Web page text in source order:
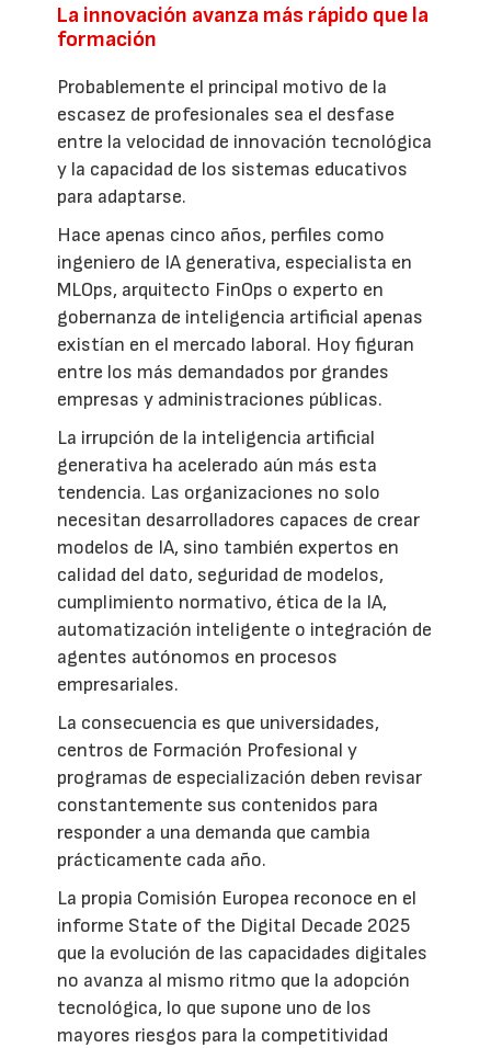
La innovación avanza más rápido que la
formación
Probablemente el principal motivo de la
escasez de profesionales sea el desfase
entre la velocidad de innovación tecnológica
y la capacidad de los sistemas educativos
para adaptarse.
Hace apenas cinco años, perfiles como
ingeniero de IA generativa, especialista en
MLOps, arquitecto FinOps o experto en
gobernanza de inteligencia artificial apenas
existían en el mercado laboral. Hoy figuran
entre los más demandados por grandes
empresas y administraciones públicas.
La irrupción de la inteligencia artificial
generativa ha acelerado aún más esta
tendencia. Las organizaciones no solo
necesitan desarrolladores capaces de crear
modelos de IA, sino también expertos en
calidad del dato, seguridad de modelos,
cumplimiento normativo, ética de la IA,
automatización inteligente o integración de
agentes autónomos en procesos
empresariales.
La consecuencia es que universidades,
centros de Formación Profesional y
programas de especialización deben revisar
constantemente sus contenidos para
responder a una demanda que cambia
prácticamente cada año.
La propia Comisión Europea reconoce en el
informe State of the Digital Decade 2025
que la evolución de las capacidades digitales
no avanza al mismo ritmo que la adopción
tecnológica, lo que supone uno de los
mayores riesgos para la competitividad